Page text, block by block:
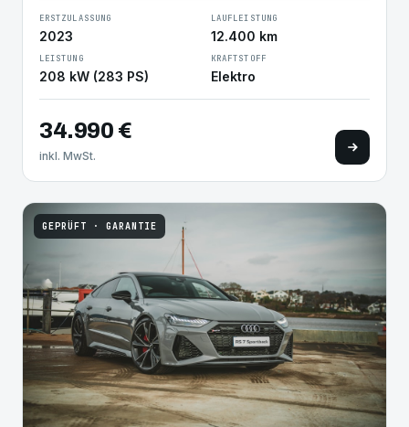
ERSTZULASSUNG
2023
LAUFLEISTUNG
12.400 km
LEISTUNG
208 kW (283 PS)
KRAFTSTOFF
Elektro
34.990 €
inkl. MwSt.
GEPRÜFT · GARANTIE